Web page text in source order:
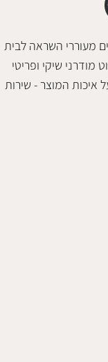
מעוררי השראה לבית
מודרני שיקי ופריטי
איכות המוצר - שירות